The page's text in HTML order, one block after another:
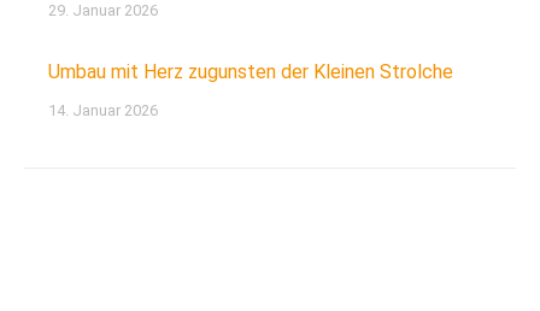
29. Januar 2026
Umbau mit Herz zugunsten der Kleinen Strolche
14. Januar 2026